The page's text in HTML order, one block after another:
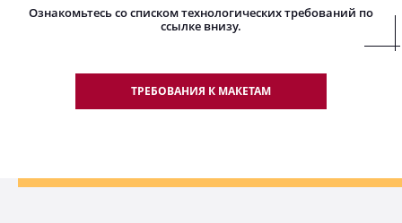
Ознакомьтесь со списком технологических требований по
ссылке внизу.
ТРЕБОВАНИЯ К МАКЕТАМ